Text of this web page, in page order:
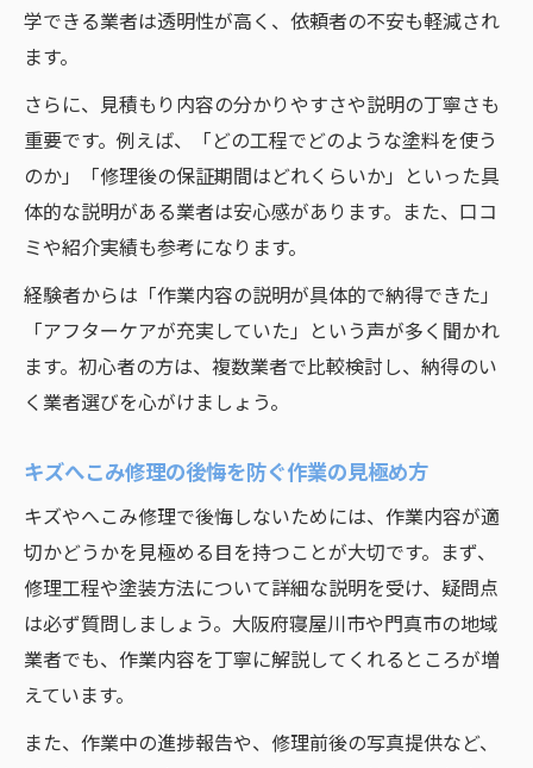
学できる業者は透明性が高く、依頼者の不安も軽減され
ます。
さらに、見積もり内容の分かりやすさや説明の丁寧さも
重要です。例えば、「どの工程でどのような塗料を使う
のか」「修理後の保証期間はどれくらいか」といった具
体的な説明がある業者は安心感があります。また、口コ
ミや紹介実績も参考になります。
経験者からは「作業内容の説明が具体的で納得できた」
「アフターケアが充実していた」という声が多く聞かれ
ます。初心者の方は、複数業者で比較検討し、納得のい
く業者選びを心がけましょう。
キズへこみ修理の後悔を防ぐ作業の見極め方
キズやへこみ修理で後悔しないためには、作業内容が適
切かどうかを見極める目を持つことが大切です。まず、
修理工程や塗装方法について詳細な説明を受け、疑問点
は必ず質問しましょう。大阪府寝屋川市や門真市の地域
業者でも、作業内容を丁寧に解説してくれるところが増
えています。
また、作業中の進捗報告や、修理前後の写真提供など、